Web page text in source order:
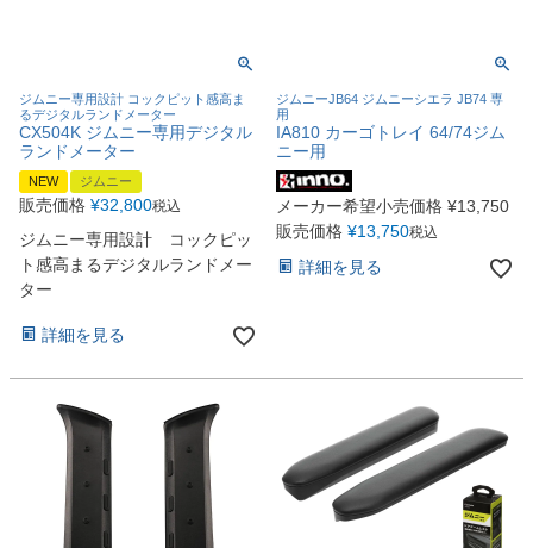
ジムニー専用設計 コックピット感高ま
るデジタルランドメーター
CX504K ジムニー専用デジタル
ランドメーター
NEW ジムニー
販売価格 ¥32,800税込
ジムニー専用設計 コックピッ
ト感高まるデジタルランドメー
ター
詳細を見る
ジムニーJB64 ジムニーシエラ JB74 専
用
IA810 カーゴトレイ 64/74ジム
ニー用
メーカー希望小売価格 ¥13,750
販売価格 ¥13,750税込
詳細を見る